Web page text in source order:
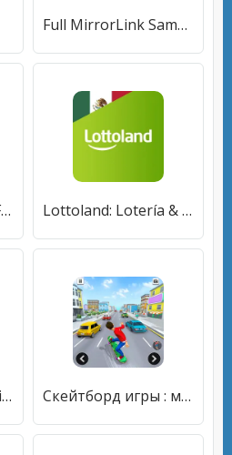
Full MirrorLink Samsung Android 10
Cut the Rope FULL FREE Lottoland: Lotería & Casino
Oriflame Makeup Wizard Скейтборд игры : машина игра